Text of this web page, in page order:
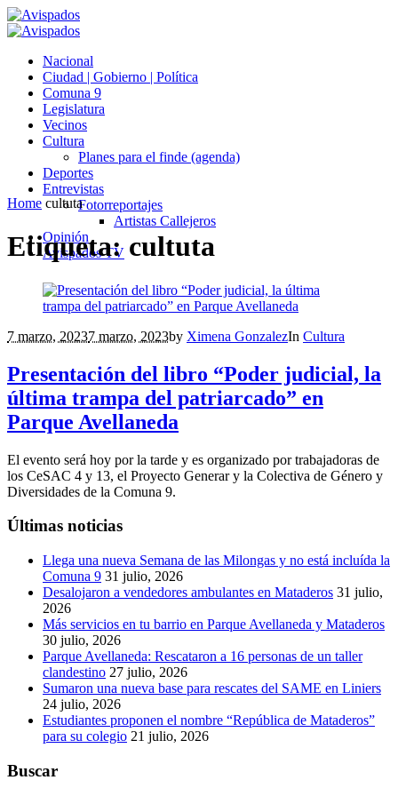
Nacional
Ciudad | Gobierno | Política
Comuna 9
Legislatura
Vecinos
Cultura
Planes para el finde (agenda)
Deportes
Entrevistas
Fotorreportajes
Artistas Callejeros
Opinión
Avispados TV
Home cultuta
Etiqueta:cultuta
7 marzo, 20237 marzo, 2023by Ximena GonzalezIn Cultura
Presentación del libro “Poder judicial, la
última trampa del patriarcado” en
Parque Avellaneda
El evento será hoy por la tarde y es organizado por trabajadoras de
los CeSAC 4 y 13, el Proyecto Generar y la Colectiva de Género y
Diversidades de la Comuna 9.
Últimas noticias
Llega una nueva Semana de las Milongas y no está incluída la
Comuna 9 31 julio, 2026
Desalojaron a vendedores ambulantes en Mataderos 31 julio,
2026
Más servicios en tu barrio en Parque Avellaneda y Mataderos
30 julio, 2026
Parque Avellaneda: Rescataron a 16 personas de un taller
clandestino 27 julio, 2026
Sumaron una nueva base para rescates del SAME en Liniers
24 julio, 2026
Estudiantes proponen el nombre “República de Mataderos”
para su colegio 21 julio, 2026
Buscar